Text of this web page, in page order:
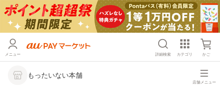
メニュー 詳細検索 カテゴリ かご
もったいない本舗
店舗メニュー